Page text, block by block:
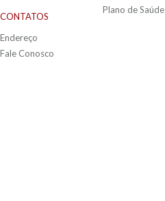
CONTATOS
Endereço
Fale Conosco
Plano de Saúde